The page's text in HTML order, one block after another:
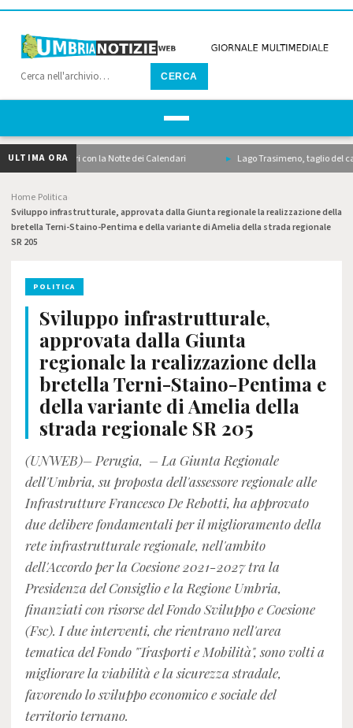
CERCA
ULTIMA ORA
i motori con la Notte dei Calendari Lago Trasimeno, taglio del
Home Politica
Sviluppo infrastrutturale, approvata dalla Giunta regionale la realizzazione della
bretella Terni-Staino-Pentima e della variante di Amelia della strada regionale
SR 205
POLITICA
Sviluppo infrastrutturale,
approvata dalla Giunta
regionale la realizzazione della
bretella Terni-Staino-Pentima e
della variante di Amelia della
strada regionale SR 205
(UNWEB)– Perugia, – La Giunta Regionale
dell'Umbria, su proposta dell'assessore regionale alle
Infrastrutture Francesco De Rebotti, ha approvato
due delibere fondamentali per il miglioramento della
rete infrastrutturale regionale, nell'ambito
dell'Accordo per la Coesione 2021-2027 tra la
Presidenza del Consiglio e la Regione Umbria,
finanziati con risorse del Fondo Sviluppo e Coesione
(Fsc). I due interventi, che rientrano nell'area
tematica del Fondo "Trasporti e Mobilità", sono volti a
migliorare la viabilità e la sicurezza stradale,
favorendo lo sviluppo economico e sociale del
territorio ternano.